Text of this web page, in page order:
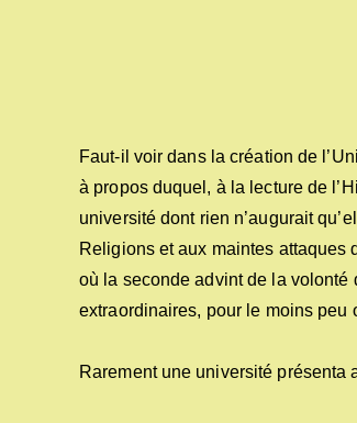
Faut-il voir dans la création de
à propos duquel, à la lecture de
université dont rien n’augurait
Religions et aux maintes attaques
où la seconde advint de la volonté
extraordinaires, pour le moins peu
Rarement une université présenta